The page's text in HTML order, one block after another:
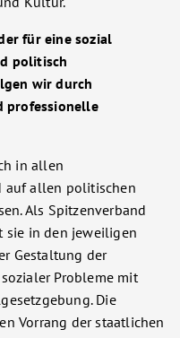
für eine sozial
politisch
wir durch
professionelle
in allen
auf allen politischen
Als Spitzenverband
sie in den jeweiligen
Gestaltung der
Probleme mit
Die
Vorrang der staatlichen